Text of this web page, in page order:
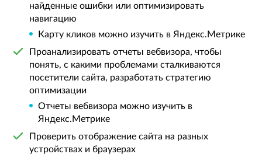
найденные ошибки или оптимизировать
навигацию
Карту кликов можно изучить в Яндекс.Метрике
Проанализировать отчеты вебвизора, чтобы
понять, с какими проблемами сталкиваются
посетители сайта, разработать стратегию
оптимизации
Отчеты вебвизора можно изучить в
Яндекс.Метрике
Проверить отображение сайта на разных
устройствах и браузерах